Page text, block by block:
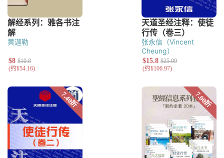
黄迦勒
张永信（Vincent
Cheung）